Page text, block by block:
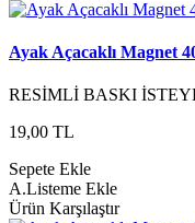
Ayak Açacaklı Magnet
RESİMLİ BASKI
19,00 TL
Sepete Ekle
A.Listeme Ekle
Ürün Karşılaştır